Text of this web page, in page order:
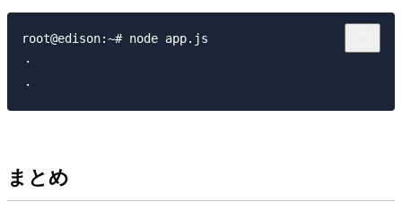
root@edison:~# node app.js
・
まとめ